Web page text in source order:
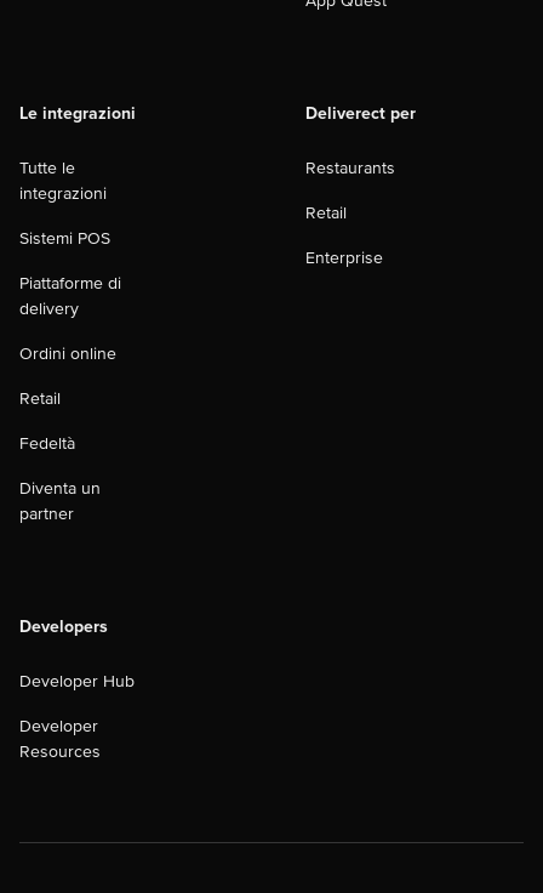
Le integrazioni
Tutte le
integrazioni
Sistemi POS
Piattaforme di
delivery
Ordini online
Retail
Fedeltà
Diventa un
partner
Deliverect per
Restaurants
Retail
Enterprise
Developers
Developer Hub
Developer
Resources